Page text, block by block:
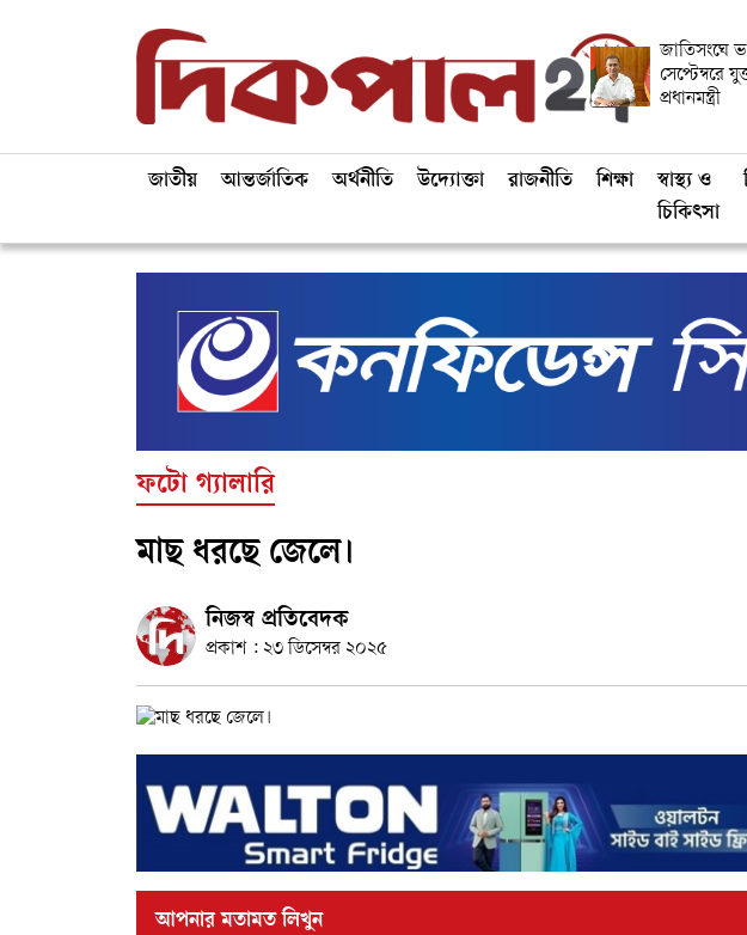
জাতিসংঘে
সেপ্টেম্বরে
প্রধানমন্ত্রী
জাতীয় আন্তর্জাতিক অর্থনীতি উদ্যোক্তা রাজনীতি শিক্ষা
স্বাস্থ্য ও
চিকিৎসা
ফটো গ্যালারি
মাছ ধরছে জেলে।
নিজস্ব প্রতিবেদক
প্রকাশ : ২৩ ডিসেম্বর ২০২৫
আপনার মতামত লিখুন